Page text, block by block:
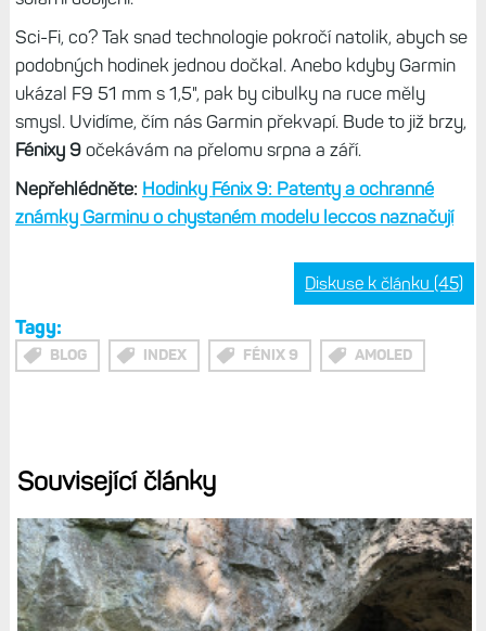
Čím překvapí budoucnosti?
Když o tom tak přemýšlím, Garmin má řadu různých
hodinek, vybrat si fakt může prakticky každý, ale takové
hodinky, jako bych mi vyhovovaly za každé situace, tu
prostě nejsou.Já bych si přál něco jako Venu X1 s tlačítky,
trošku větší tloušťkou někde na úrovni FR 970 a tedy
delší výdrží.Tlačítka ideálně s dobrou mechanikou jako na
Sci-Fi, co? Tak snad technologie pokročí natolik, abych se
podobných hodinek jednou dočkal. Anebo kdyby Garmin
ukázal F9 51 mm s 1,5", pak by cibulky na ruce měly
známky Garminu o chystaném modelu leccos naznačují
Diskuse k článku (45)
Tagy:
BLOG INDEX FÉNIX 9 AMOLED